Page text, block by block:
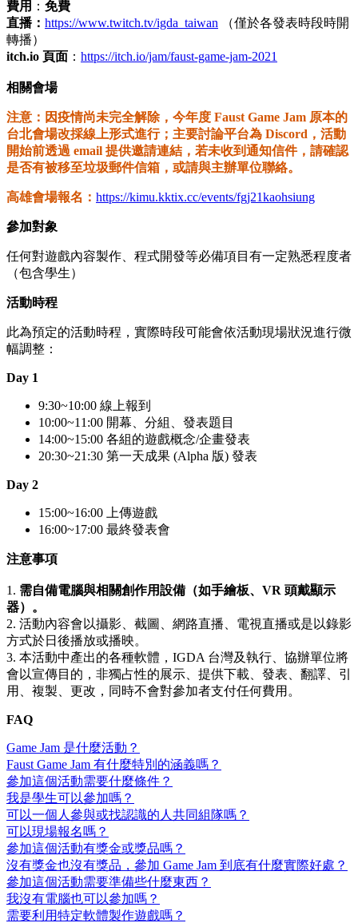
費用 ： 免費
直播： https://www.twitch.tv/igda_taiwan （僅於各發表時段時開
轉播）
itch.io 頁面 ： https://itch.io/jam/faust-game-jam-2021
相關會場
注意：因疫情尚未完全解除，今年度 Faust Game Jam 原本的
台北會場改採線上形式進行；主要討論平台為 Discord，活動
開始前透過 email 提供邀請連結，若未收到通知信件，請確認
是否有被移至垃圾郵件信箱，或請與主辦單位聯絡。
高雄會場報名： https://kimu.kktix.cc/events/fgj21kaohsiung
參加對象
任何對遊戲內容製作、程式開發等必備項目有一定熟悉程度者
（包含學生）
活動時程
此為預定的活動時程，實際時段可能會依活動現場狀況進行微
幅調整：
Day 1
9:30~10:00 線上報到
10:00~11:00 開幕、分組、發表題目
14:00~15:00 各組的遊戲概念/企畫發表
20:30~21:30 第一天成果 (Alpha 版) 發表
Day 2
15:00~16:00 上傳遊戲
16:00~17:00 最終發表會
注意事項
1. 需自備電腦與相關創作用設備 （如手繪板、VR 頭戴顯示
器）。
2. 活動內容會以攝影、截圖、網路直播、電視直播或是以錄影
方式於日後播放或播映。
3. 本活動中產出的各種軟體，IGDA 台灣及執行、協辦單位將
會以宣傳目的，非獨占性的展示、提供下載、發表、翻譯、引
用、複製、更改，同時不會對參加者支付任何費用。
FAQ
Game Jam 是什麼活動？
Faust Game Jam 有什麼特別的涵義嗎？
參加這個活動需要什麼條件？
我是學生可以參加嗎？
可以一個人參與或找認識的人共同組隊嗎？
可以現場報名嗎？
參加這個活動有獎金或獎品嗎？
沒有獎金也沒有獎品，參加 Game Jam 到底有什麼實際好處？
參加這個活動需要準備些什麼東西？
我沒有電腦也可以參加嗎？
需要利用特定軟體製作遊戲嗎？